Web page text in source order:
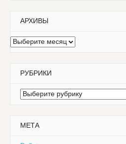
АРХИВЫ
Архивы
РУБРИКИ
Рубрики
МЕТА